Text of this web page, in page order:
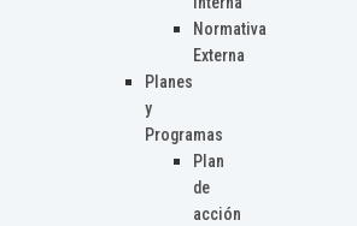
Normativa
Externa
Planes
y
Programas
Plan
de
acción